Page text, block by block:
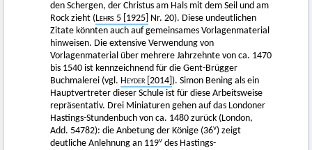
den Schergen, der Christus am Hals mit dem Seil und am
Rock zieht (Lehrs 5 [1925] Nr. 20). Diese undeutlichen
Zitate könnten auch auf gemeinsames Vorlagenmaterial
hinweisen. Die extensive Verwendung von
Vorlagenmaterial über mehrere Jahrzehnte von ca. 1470
bis 1540 ist kennzeichnend für die Gent-Brügger
Buchmalerei (vgl. Heyder [2014] ). Simon Bening als ein
Hauptvertreter dieser Schule ist für diese Arbeitsweise
repräsentativ. Drei Miniaturen gehen auf das Londoner
Hastings-Stundenbuch von ca. 1480 zurück (London,
Add. 54782): die Anbetung der Könige (36v) zeigt
deutliche Anlehnung an 119v des Hastings-